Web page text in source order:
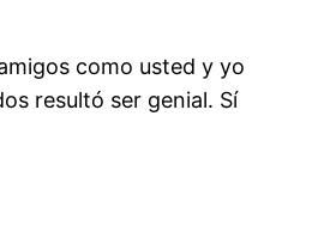
como usted y yo
resultó ser genial. Sí